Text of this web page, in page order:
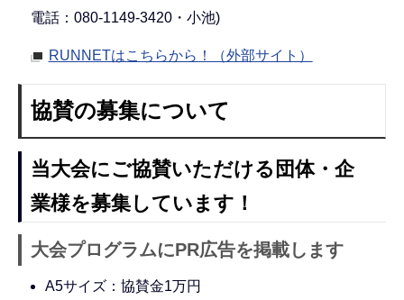
電話：080-1149-3420・小池)
RUNNETはこちらから！（外部サイト）
協賛の募集について
当大会にご協賛いただける団体・企
業様を募集しています！
大会プログラムにPR広告を掲載します
A5サイズ：協賛金1万円